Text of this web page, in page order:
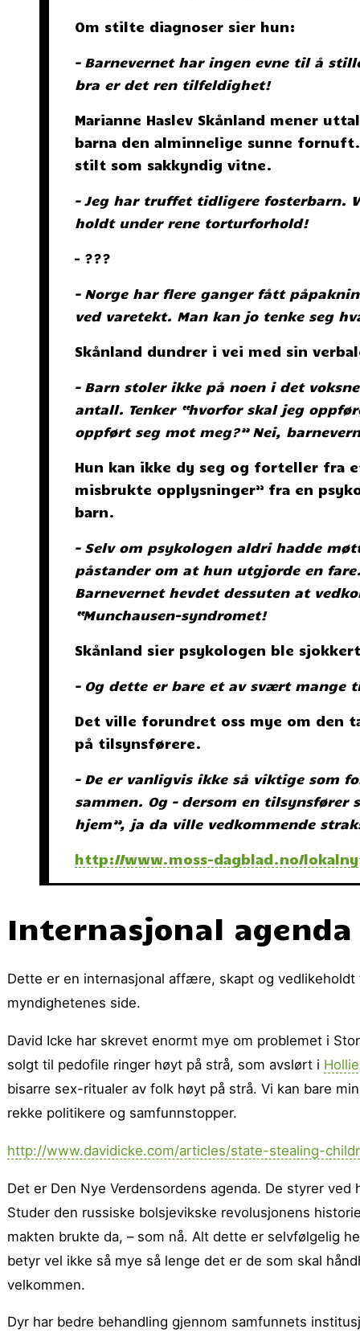
Om stilte diagnoser sier hun:
– Barnevernet har ingen evne til å
bra er det ren tilfeldighet!
Marianne Haslev Skånland mener
barna den alminnelige sunne
stilt som sakkyndig vitne.
– Jeg har truffet tidligere fosterbarn.
holdt under rene torturforhold!
– ???
– Norge har flere ganger fått
ved varetekt. Man kan jo tenke seg
Skånland dundrer i vei med sin
– Barn stoler ikke på noen i det
antall. Tenker “hvorfor skal jeg
oppført seg mot meg?” Nei,
Hun kan ikke dy seg og forteller fra
misbrukte opplysninger” fra en
barn.
– Selv om psykologen aldri hadde
påstander om at hun utgjorde en
Barnevernet hevdet dessuten at
“Munchausen-syndromet!
Skånland sier psykologen ble
– Og dette er bare et av svært mange
Det ville forundret oss mye om den
på tilsynsførere.
– De er vanligvis ikke så viktige som
sammen. Og – dersom en
hjem”, ja da ville vedkommende
http://www.moss-dagblad.no/
Internasjonal agenda
Dette er en internasjonal affære, skapt og
myndighetenes side.
David Icke har skrevet enormt mye om problemet i
solgt til pedofile ringer høyt på strå, som avslørt i
bisarre sex-ritualer av folk høyt på strå. Vi kan bare
rekke politikere og samfunnstopper.
http://www.davidicke.com/articles/state-stealing-
Det er Den Nye Verdensordens agenda. De styrer
Studer den russiske bolsjevikske revolusjonens
makten brukte da, – som nå. Alt dette er selvfølgelig
betyr vel ikke så mye så lenge det er de som skal
velkommen.
Dyr har bedre behandling gjennom samfunnets